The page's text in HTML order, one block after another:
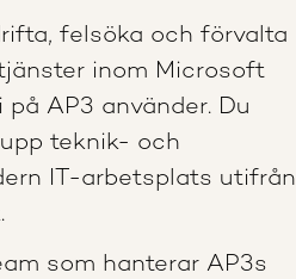
felsöka och förvalta
inom Microsoft
AP3 använder. Du
teknik- och
IT-arbetsplats utifrån
som hanterar AP3s